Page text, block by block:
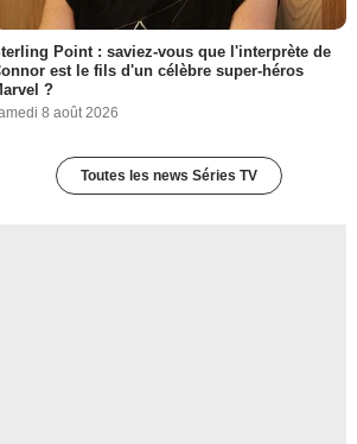
Point : saviez-vous que l'interprète de
est le fils d'un célèbre super-héros
?
8 août 2026
Toutes les news Séries TV